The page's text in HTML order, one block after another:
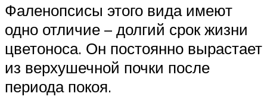
Фаленопсисы этого вида имеют
одно отличие – долгий срок жизни
цветоноса. Он постоянно вырастает
из верхушечной почки после
периода покоя.